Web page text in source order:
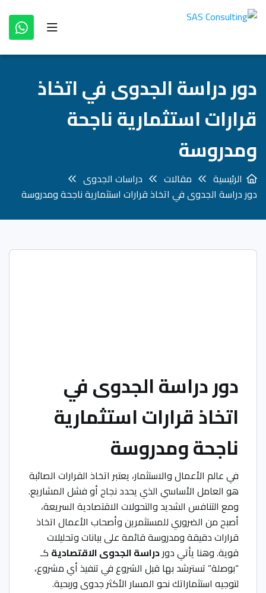
دور دراسة الجدوى في اتخاذ
قرارات استثمارية ناجحة
ومدروسة
الرئيسية مقالات
دراسات الجدوى
دور دراسة الجدوى في اتخاذ قرارات استثمارية ناجحة ومدروسة
دور دراسة الجدوى في
اتخاذ قرارات استثمارية
ناجحة ومدروسة
في عالم الأعمال والاستثمار، يعتبر اتخاذ القرارات الصائبة
هو العامل الأساسي الذي يحدد نجاح أو فشل المشاريع.
ومع التنافس الشديد والتحولات الاقتصادية السريعة،
أصبح من الضروري للمستثمرين وأصحاب الأعمال اتخاذ
قرارات دقيقة ومدروسة قائمة على بيانات وتحليلات
قوية. وهنا يأتي دوردراسة الجدوى الاقتصاديةكـ
“بوصلة” تسترشد بها قبل الشروع في تنفيذ أي مشروع،
لتوجيه استثماراتك نحو المسار الأكثر جدوى وربحية.